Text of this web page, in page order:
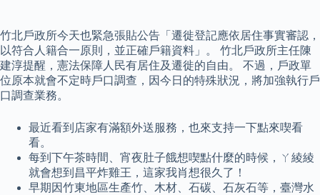
竹北戶政所今天也緊急張貼公告「遷徙登記應依居住事實審認，
以符合人籍合一原則，並正確戶籍資料」。 竹北戶政所主任陳
建淳提醒，憲法保障人民有居住及遷徙的自由。 不過，戶政單
位原本就會不定時戶口調查，因今日的特殊狀況，將加強執行戶
口調查業務。
最近看到店家有滿額外送服務，也來支持一下點來喫看
看。
每到下午茶時間、宵夜肚子餓想喫點什麼的時候，ㄚ綾綾
就會想到昌平炸雞王，這家我肖想很久了！
早期因竹東地區生產竹、木材、石碳、石灰石等，臺灣水